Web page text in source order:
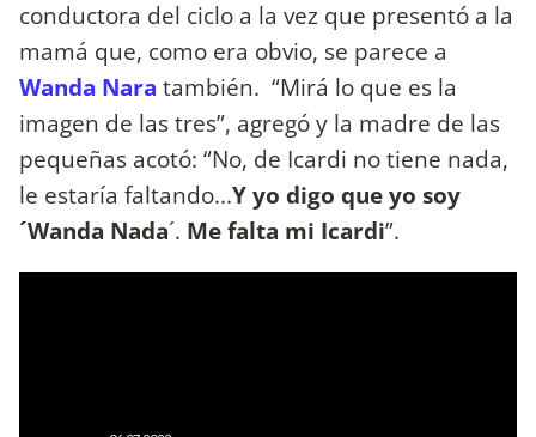
conductora del ciclo a la vez que presentó a la
mamá que, como era obvio, se parece a
Wanda Nara también. “Mirá lo que es la
imagen de las tres”, agregó y la madre de las
pequeñas acotó: “No, de Icardi no tiene nada,
le estaría faltando...Y yo digo que yo soy
´Wanda Nada´. Me falta mi Icardi”.